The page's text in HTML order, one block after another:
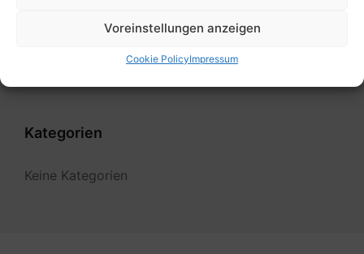
Voreinstellungen anzeigen
Cookie PolicyImpressum
Filter
Kategorien
Keine Kategorien